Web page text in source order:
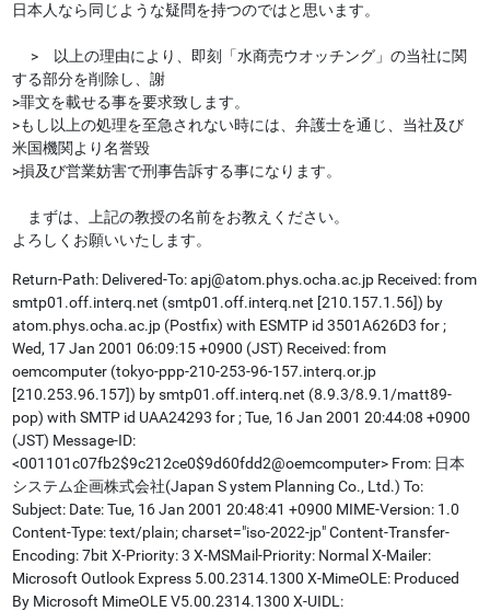
日本人なら同じような疑問を持つのではと思います。
> 以上の理由により、即刻「水商売ウオッチング」の当社に関
する部分を削除し、謝
>罪文を載せる事を要求致します。
>もし以上の処理を至急されない時には、弁護士を通じ、当社及び
米国機関より名誉毀
>損及び営業妨害で刑事告訴する事になります。
まずは、上記の教授の名前をお教えください。
よろしくお願いいたします。
Return-Path: Delivered-To: apj@atom.phys.ocha.ac.jp Received: from
smtp01.off.interq.net (smtp01.off.interq.net [210.157.1.56]) by
atom.phys.ocha.ac.jp (Postfix) with ESMTP id 3501A626D3 for ;
Wed, 17 Jan 2001 06:09:15 +0900 (JST) Received: from
oemcomputer (tokyo-ppp-210-253-96-157.interq.or.jp
[210.253.96.157]) by smtp01.off.interq.net (8.9.3/8.9.1/matt89-
pop) with SMTP id UAA24293 for ; Tue, 16 Jan 2001 20:44:08 +0900
(JST) Message-ID:
<001101c07fb2$9c212ce0$9d60fdd2@oemcomputer> From: 日本
システム企画株式会社(Japan S ystem Planning Co., Ltd.) To:
Subject: Date: Tue, 16 Jan 2001 20:48:41 +0900 MIME-Version: 1.0
Content-Type: text/plain; charset="iso-2022-jp" Content-Transfer-
Encoding: 7bit X-Priority: 3 X-MSMail-Priority: Normal X-Mailer:
Microsoft Outlook Express 5.00.2314.1300 X-MimeOLE: Produced
By Microsoft MimeOLE V5.00.2314.1300 X-UIDL: